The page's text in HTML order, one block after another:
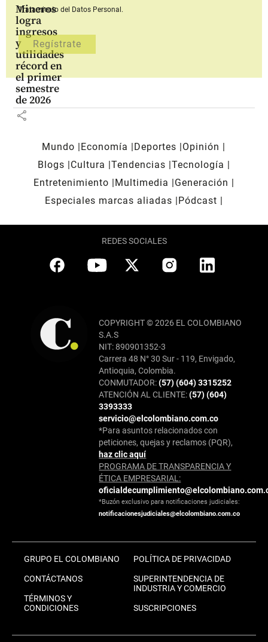
Mineros
logra
ingresos
y
utilidades
récord en
el primer
semestre
de 2026
share
Tratamiento del Datos Personal.
Mundo Economía Deportes
Opinión
Blogs
Cultura Tendencias Tecnología
Entretenimiento
Multimedia
Generación
Especiales marcas aliadas
Pódcast
REDES SOCIALES
COPYRIGHT © 2026 EL COLOMBIANO
S.A.S
NIT: 890901352-3
Carrera 48 N° 30 Sur - 119, Envigado,
Antioquia, Colombia.
CONMUTADOR:(57) (604) 3315252
ATENCIÓN AL CLIENTE:(57) (604)
3393333
servicio@elcolombiano.com.co
*Para asuntos relacionados con
peticiones, quejas y reclamos (PQR),
haz clic aquí
PROGRAMA DE TRANSPARENCIA Y
ÉTICA EMPRESARIAL:
*Buzón exclusivo para notificaciones judiciales:
notificacionesjudiciales@elcolombiano.com.co
GRUPO EL COLOMBIANO
CONTÁCTANOS
TÉRMINOS Y
CONDICIONES
POLÍTICA DE PRIVACIDAD
SUPERINTENDENCIA DE
INDUSTRIA Y COMERCIO
SUSCRIPCIONES